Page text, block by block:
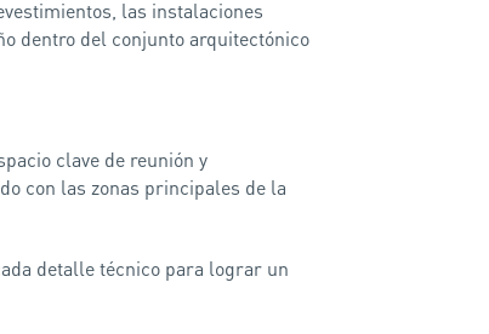
las instalaciones
dentro del conjunto arquitectónico
clave de reunión y
con las zonas principales de la
detalle técnico para lograr un